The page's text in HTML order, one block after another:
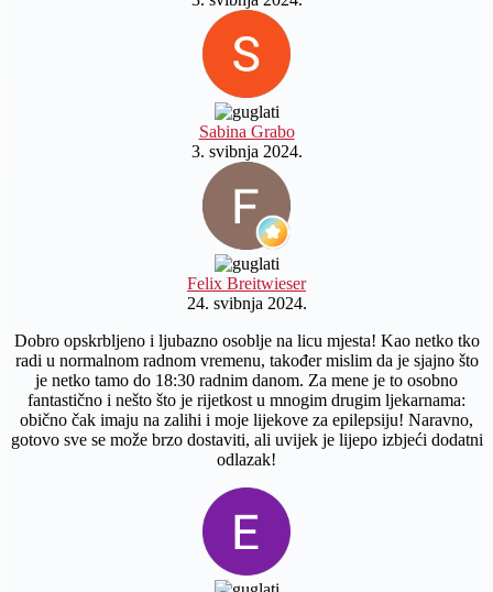
Sabina Grabo
3. svibnja 2024.
Felix Breitwieser
24. svibnja 2024.
Dobro opskrbljeno i ljubazno osoblje na licu mjesta! Kao netko tko
radi u normalnom radnom vremenu, također mislim da je sjajno što
je netko tamo do 18:30 radnim danom. Za mene je to osobno
fantastično i nešto što je rijetkost u mnogim drugim ljekarnama:
obično čak imaju na zalihi i moje lijekove za epilepsiju! Naravno,
gotovo sve se može brzo dostaviti, ali uvijek je lijepo izbjeći dodatni
odlazak!